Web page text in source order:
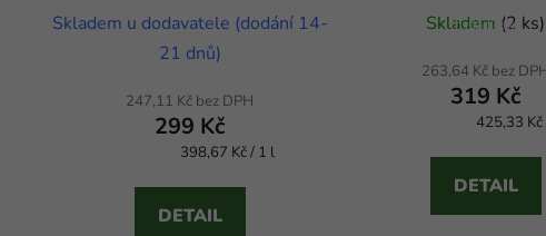
ůSkladem u dodavatele (dodání 14-
21 dnů)
247,11 Kč bez DPH
299 Kč
398,67 Kč / 1 l
DETAIL
hvězdiček.
Skladem (2 ks)
263,64 Kč bez
319 Kč
425,33
DETAIL